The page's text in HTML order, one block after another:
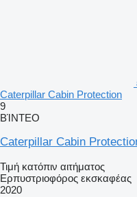
Caterpillar Cabin Protection
9
ΒΊΝΤΕΟ
Caterpillar Cabin
Τιμή κατόπιν αιτήματος
Ερπυστριοφόρος εκσκαφέας
2020